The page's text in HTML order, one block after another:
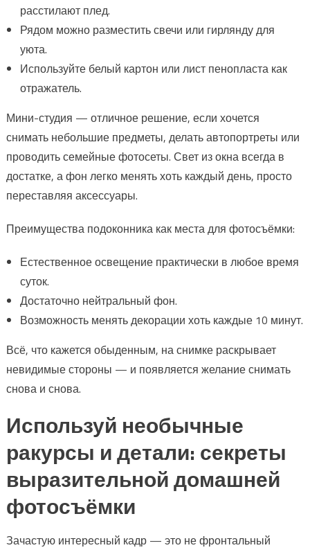
расстилают плед.
Рядом можно разместить свечи или гирлянду для
уюта.
Используйте белый картон или лист пенопласта как
отражатель.
Мини-студия — отличное решение, если хочется
снимать небольшие предметы, делать автопортреты или
проводить семейные фотосеты. Свет из окна всегда в
достатке, а фон легко менять хоть каждый день, просто
переставляя аксессуары.
Преимущества подоконника как места для фотосъёмки:
Естественное освещение практически в любое время
суток.
Достаточно нейтральный фон.
Возможность менять декорации хоть каждые 10 минут.
Всё, что кажется обыденным, на снимке раскрывает
невидимые стороны — и появляется желание снимать
снова и снова.
Используй необычные
ракурсы и детали: секреты
выразительной домашней
фотосъёмки
Зачастую интересный кадр — это не фронтальный